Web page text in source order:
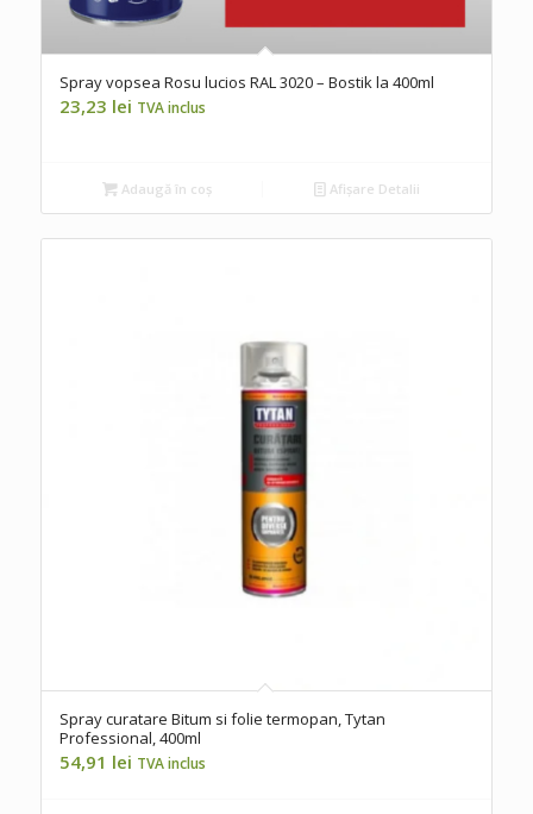
Spray vopsea Rosu lucios RAL 3020 – Bostik la 400ml
23,23 lei TVA inclus
Adaugă în coș Afișare Detalii
Spray curatare Bitum si folie termopan, Tytan
Professional, 400ml
54,91 lei TVA inclus